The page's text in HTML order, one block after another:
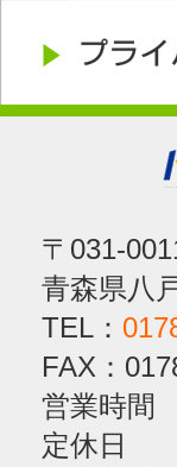
〒031-
青森県八
TEL：
FAX：
営業時間
定休日